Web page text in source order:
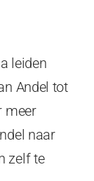
leiden
Andel tot
meer
naar
zelf te